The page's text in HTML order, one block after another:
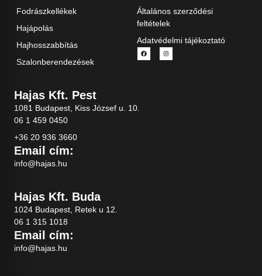
Fodrászkellékek
Hajápolás
Hajhosszabbítás
Szalonberendezések
Általános szerződési
feltételek
Adatvédelmi tájékoztató
Hajas Kft. Pest
1081 Budapest, Kiss József u. 10.
06 1 459 0450
+36 20 936 3660
Email cím:
info@hajas.hu
Hajas Kft. Buda
1024 Budapest, Retek u 12.
06 1 315 1018
Email cím:
info@hajas.hu